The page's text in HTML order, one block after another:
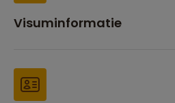
Visuminformatie